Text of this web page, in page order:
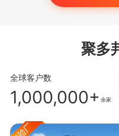
聚多
全球客户数
1,000,000+ 余家